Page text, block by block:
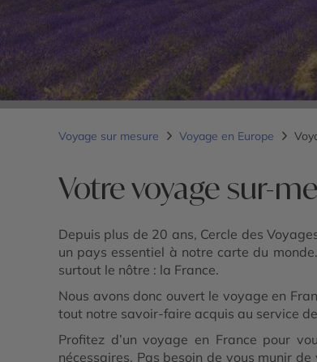
Voyage sur mesure Voyage en Europe
Votre voyage sur-
Depuis plus de 20 ans, Cercle des
un pays essentiel à notre carte du
surtout le nôtre : la France.
Nous avons donc ouvert le voyage en
tout notre savoir-faire acquis au service
Profitez d’un voyage en France pour
nécessaires. Pas besoin de vous munir